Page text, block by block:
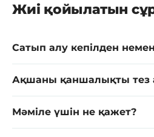
Жиі қойылатын
Сатып алу кепілден
Ақшаны қаншалықты тез
Мәміле үшін не қажет?